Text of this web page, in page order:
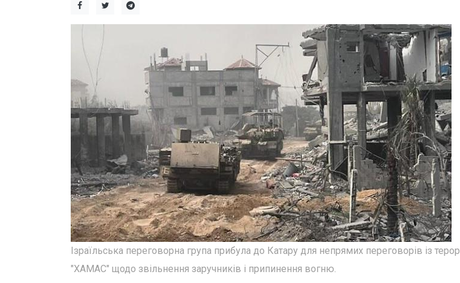
Ізраїльська переговорна група прибула до Катару для непрямих переговорів із
"ХАМАС" щодо звільнення заручників і припинення вогню.